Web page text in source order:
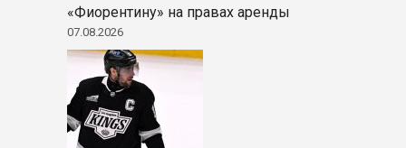
«Фиорентину» на правах аренды
07.08.2026